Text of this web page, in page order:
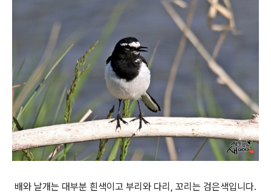
배와 날개는 대부분 흰색이고 부리와 다리, 꼬리는 검은색입니다.